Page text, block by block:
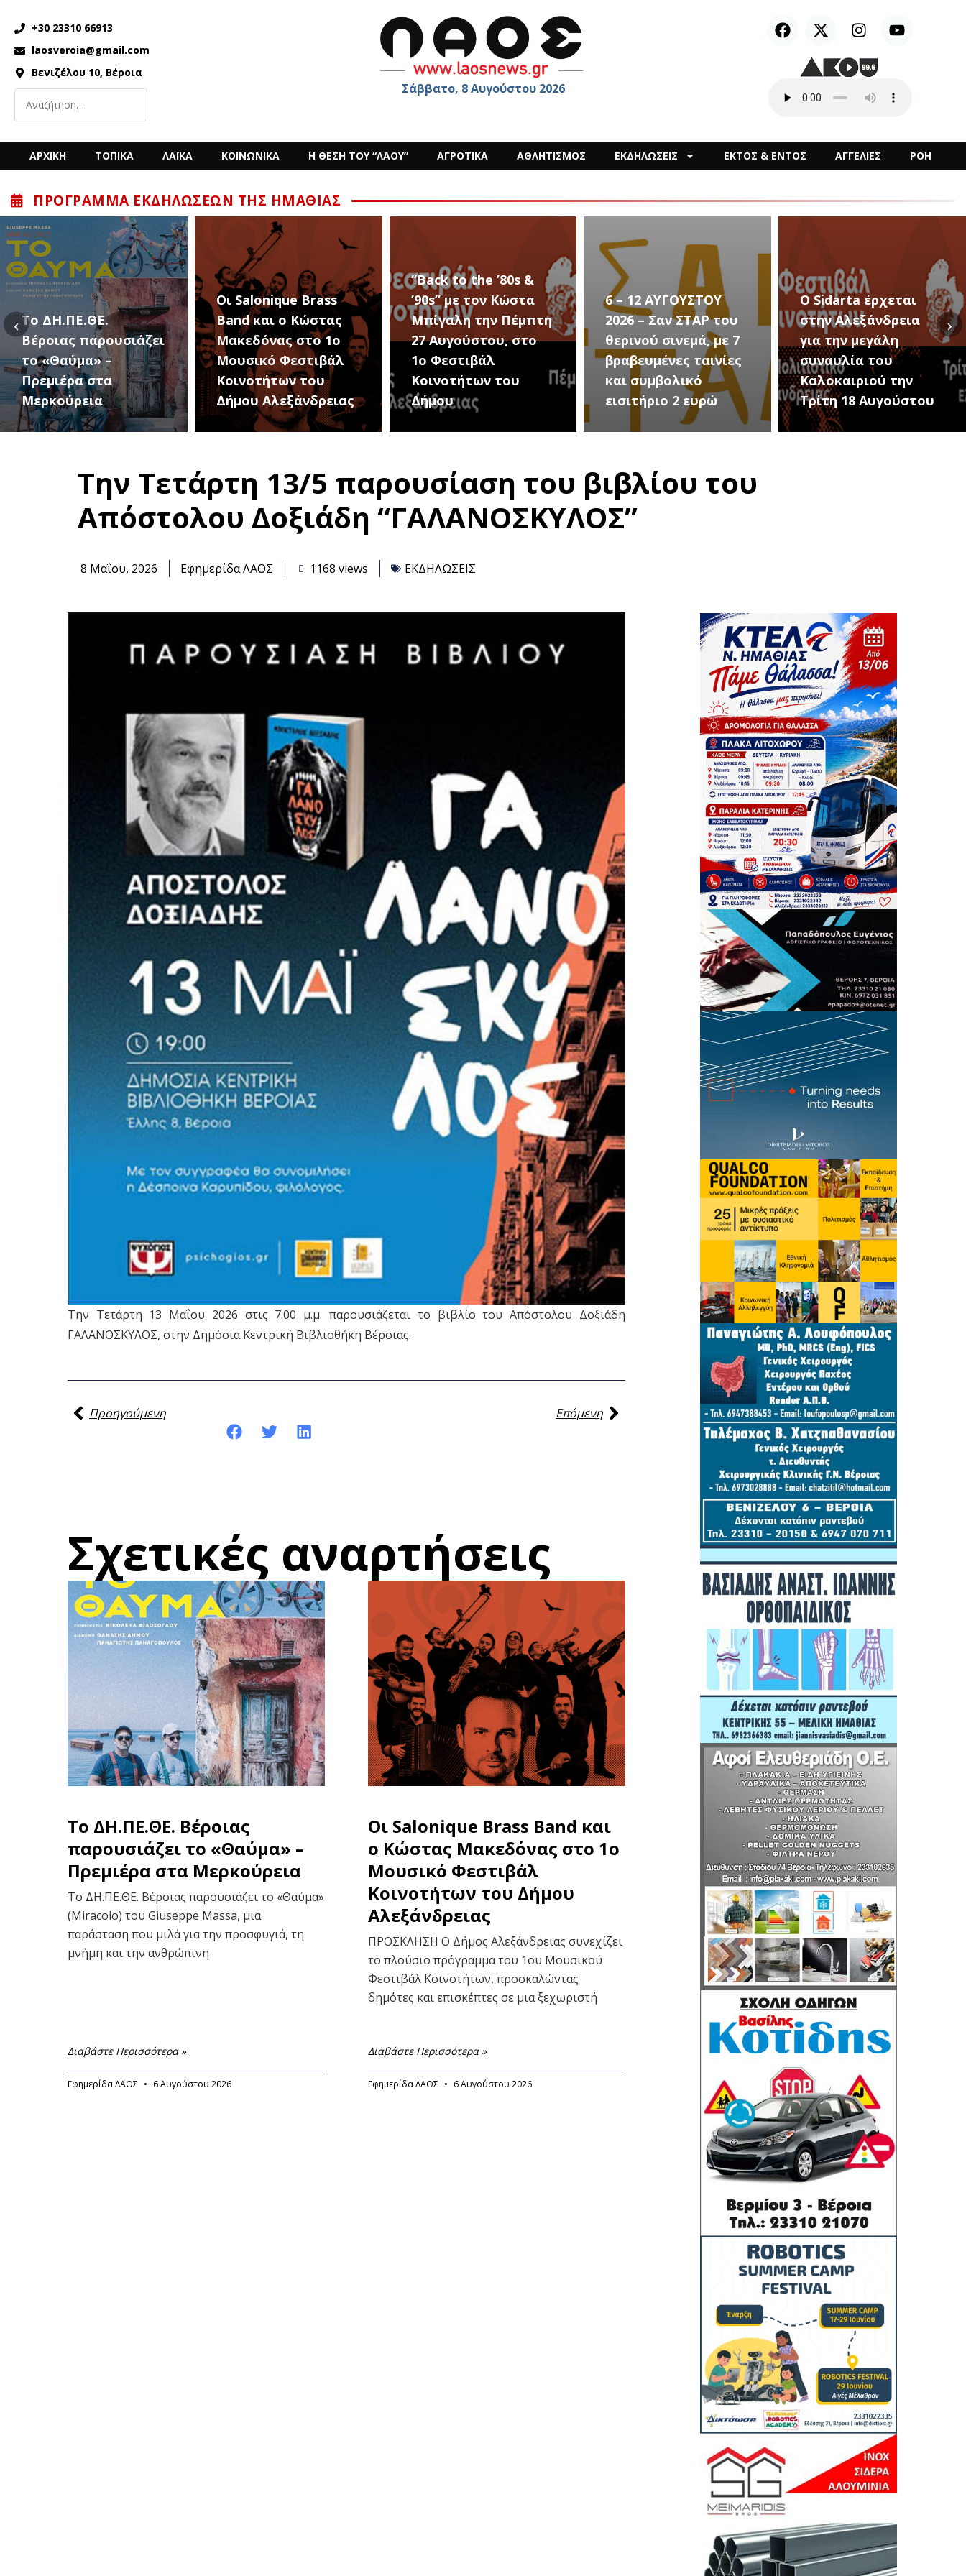
+30 23310 66913
laosveroia@gmail.com
Βενιζέλου 10, Βέροια
Σάββατο, 8 Αυγούστου 2026
ΑΡΧΙΚΗ ΤΟΠΙΚΑ ΛΑΪΚΑ ΚΟΙΝΩΝΙΚΑ Η ΘΕΣΗ ΤΟΥ “ΛΑΟΥ” ΑΓΡΟΤΙΚΑ ΑΘΛΗΤΙΣΜΟΣ ΕΚΔΗΛΩΣΕΙΣ ΕΚΤΟΣ & ΕΝΤΟΣ ΑΓΓΕΛΙΕΣ ΡΟΗ
ΠΡΌΓΡΑΜΜΑ ΕΚΔΗΛΏΣΕΩΝ ΤΗΣ ΗΜΑΘΊΑΣ
Οι Salonique Brass
Band και ο Κώστας
Μακεδόνας στο 1ο
Μουσικό Φεστιβάλ
Κοινοτήτων του
Δήμου Αλεξάνδρειας
“Back to the ’80s &
’90s” με τον Κώστα
Μπίγαλη την Πέμπτη
27 Αυγούστου, στο
1ο Φεστιβάλ
Κοινοτήτων του
Δήμου
6 – 12 ΑΥΓΟΥΣΤΟΥ
2026 – Σαν ΣΤΑΡ του
θερινού σινεμά, με 7
βραβευμένες ταινίες
και συμβολικό
εισιτήριο 2 ευρώ
Ο Sidarta έρχεται
στην Αλεξάνδρεια
για την μεγάλη
συναυλία του
Καλοκαιριού την
Τρίτη 18 Αυγούστου
Καλλιτεχνικές
Εκδηλώσεις Νέου
Προδρόμου Ημαθίας
(Μεταμόρφωση του
Σωτήρος)
‹ ›
Την Τετάρτη 13/5 παρουσίαση του βιβλίου του
Απόστολου Δοξιάδη “ΓΑΛΑΝΟΣΚΥΛΟΣ”
8 Μαΐου, 2026 Εφημερίδα ΛΑΟΣ 1168 views ΕΚΔΗΛΩΣΕΙΣ
Την Τετάρτη 13 Μαΐου 2026 στις 7.00 μ.μ. παρουσιάζεται το βιβλίο του Απόστολου Δοξιάδη
ΓΑΛΑΝΟΣΚΥΛΟΣ, στην Δημόσια Κεντρική Βιβλιοθήκη Βέροιας.
Προηγούμενη
Επόμενη
Σχετικές αναρτήσεις
To ΔΗ.ΠΕ.ΘΕ. Βέροιας
παρουσιάζει το «Θαύμα» –
Πρεμιέρα στα Μερκούρεια
Το ΔΗ.ΠΕ.ΘΕ. Βέροιας παρουσιάζει το «Θαύμα»
(Miracolo) του Giuseppe Massa, μια
παράσταση που μιλά για την προσφυγιά, τη
μνήμη και την ανθρώπινη
Διαβάστε Περισσότερα »
Εφημερίδα ΛΑΟΣ 6 Αυγούστου 2026
Οι Salonique Brass Band και
ο Κώστας Μακεδόνας στο 1ο
Μουσικό Φεστιβάλ
Κοινοτήτων του Δήμου
Αλεξάνδρειας
ΠΡΟΣΚΛΗΣΗ Ο Δήμος Αλεξάνδρειας συνεχίζει
το πλούσιο πρόγραμμα του 1ου Μουσικού
Φεστιβάλ Κοινοτήτων, προσκαλώντας
δημότες και επισκέπτες σε μια ξεχωριστή
Διαβάστε Περισσότερα »
Εφημερίδα ΛΑΟΣ 6 Αυγούστου 2026